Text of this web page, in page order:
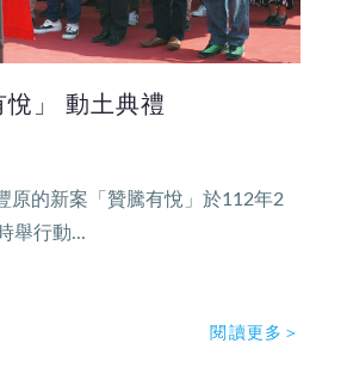
悅」 動土典禮
的新案「贊騰有悅」於112年2
舉行動...
閱讀更多＞